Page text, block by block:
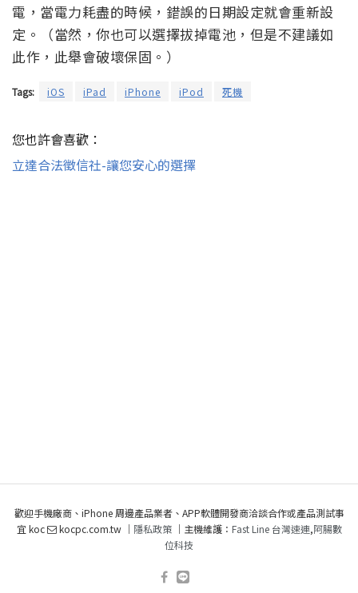
電，當電力耗盡的時候，錯誤的日期設定就會重新設
定。（當然，你也可以選擇拔掉電池，但是不建議如
此作，此舉會破壞保固。）
Tags: iOS iPad iPhone iPod 死機
您也許會喜歡：
立達合法徵信社-讓您安心的選擇
歡迎手機廠商、iPhone 周邊產品業者、APP軟體開發商洽談合作或產品測試事
宜 koc
kocpc.com.tw ｜ 隱私政策｜主機維護： Fast Line 台灣速連,阿腸數
位科技